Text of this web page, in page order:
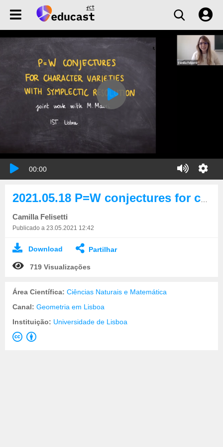
00:00
Camilla Felisetti
Publicado a 23.05.2021 12:42
Download Partilhar
719 Visualizações
Área Científica: Ciências Naturais e Matemática
Canal: Geometria em Lisboa
Instituição: Universidade de Lisboa